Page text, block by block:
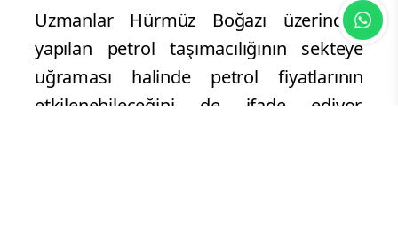
Uzmanlar Hürmüz Boğazı üzerinden
yapılan petrol taşımacılığının sekteye
uğraması halinde petrol fiyatlarının
etkilenebileceğini de ifade ediyor.